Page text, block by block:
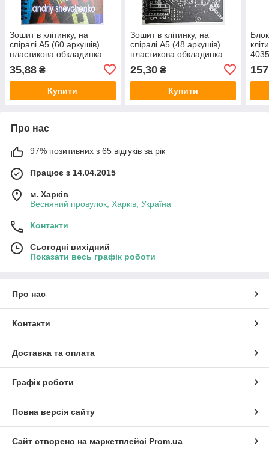
Зошит в клітинку, на
спіралі А5 (60 аркушів)
пластикова обкладинка
35,88 ₴
Купити
Зошит в клітинку, на
спіралі А5 (48 аркушів)
пластикова обкладинка
25,30₴
Купити
Про нас
97% позитивних з 65 відгуків за рік
Працює з 14.04.2015
м. Харків
Весняний провулок, Харків, Україна
Контакти
Сьогодні вихідний
Показати весь графік роботи
Про нас
Контакти
Доставка та оплата
Графік роботи
Повна версія сайту
Сайт створено на маркетплейсі Prom.ua